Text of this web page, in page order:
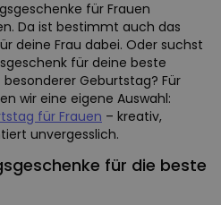
für Frauen
Da ist bestimmt auch das
deine Frau dabei. Oder suchst
für deine beste
Geburtstag? Für
wir eine eigene Auswahl:
für Frauen – kreativ,
unvergesslich.
für die beste